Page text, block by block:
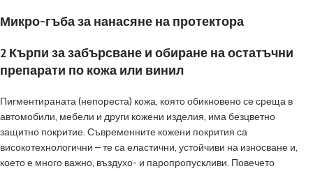
Микро-гъба за нанасяне на протектора
2 Кърпи за забърсване и обиране на остатъчни
препарати по кожа или винил
Пигментираната (непореста) кожа, която обикновено се среща в
автомобили, мебели и други кожени изделия, има безцветно
защитно покритие. Съвременните кожени покрития са
високотехнологични – те са еластични, устойчиви на износване и,
което е много важно, въздухо- и паропропускливи. Повечето